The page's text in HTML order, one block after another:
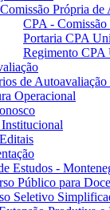
Própria de
CPA -
Portaria CPA
Regimento CPA
de
Operacional
Estudos -
Público para
Seletivo